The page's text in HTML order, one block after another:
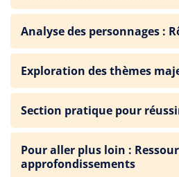
Analyse des personnages :
Exploration des thèmes
Section pratique pour
Pour aller plus loin :
approfondissements